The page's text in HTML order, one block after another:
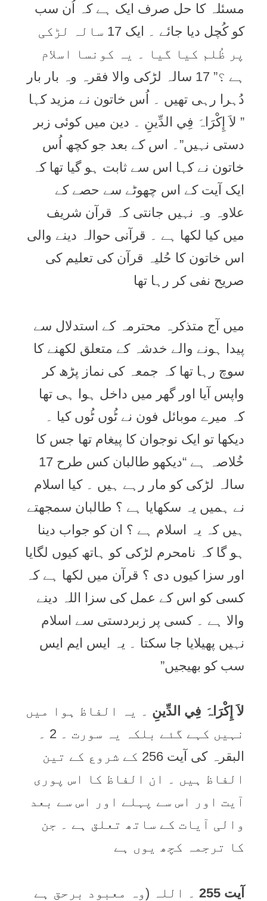
مسئلہ کا حل صرف ایک ہے کہ اُن سب
کو کُچل دیا جائے ۔ ایک 17 سالہ لڑکی
پر ظُلم کیا گیا ۔ یہ کونسا اسلام
ہے ؟” 17 سالہ لڑکی والا فقرہ وہ بار بار
دُہرا رہی تھیں ۔ اُس خاتون نے مزید کہا
” لاَ إِكْرَاہَ فِي الدِّينِ ۔ دین میں کوئی زبر
دستی نہیں”۔ اس کے بعد جو کچھ اُس
خاتون نے کہا اس سے ثابت ہو گیا تھا کہ
ایک آیت کے اس چھوٹے سے حصے کے
علاوہ وہ نہیں جانتی کہ قرآن شریف
میں کیا لکھا ہے ۔ قرآنی حوالہ دینے والی
اس خاتون کا حُلیہ قرآن کی تعلیم کی
صریح نفی کر رہا تھا
میں آج متذکرہ محترمہ کے استدلال سے
پیدا ہونے والے خدشہ کے متعلق لکھنے کا
سوچ رہا تھا کہ جمعہ کی نماز پڑھ کر
واپس آیا اور گھر میں داخل ہوا ہی تھا
کہ میرے موبائل فون نے ٹُوں ٹُوں کیا ۔
دیکھا تو ایک نوجوان کا پیغام تھا جس کا
خُلاصہ ہے “دیکھو طالبان کس طرح 17
سالہ لڑکی کو مار رہے ہیں ۔ کیا اسلام
نے ہمیں یہ سکھایا ہے ؟ طالبان سمجھتے
ہیں کہ یہ اسلام ہے ؟ ان کو جواب دینا
ہو گا کہ نامحرم لڑکی کو ہاتھ کیوں لگایا
اور سزا کیوں دی ؟ قرآن میں لکھا ہے کہ
کسی کو اس کے عمل کی سزا اللہ دینے
والا ہے ۔ کسی پر زبردستی سے اسلام
نہیں پھیلایا جا سکتا ۔ یہ ایس ایم ایس
سب کو بھیجیں”
لاَ إِكْرَاہَ فِي الدِّينِ ۔ یہ الفاظ ہوا میں
نہیں کہے گئے بلکہ یہ سورت ۔ 2 ۔
البقرہ کی آیت 256 کے شروع کے تین
الفاظ ہیں ۔ ان الفاظ کا اس پوری
آیت اور اس سے پہلے اور اس سے بعد
والی آیات کے ساتھ تعلق ہے ۔ جن
کا ترجمہ کچھ یوں ہے
آیت 255 ۔ اللہ (وہ معبود برحق ہے